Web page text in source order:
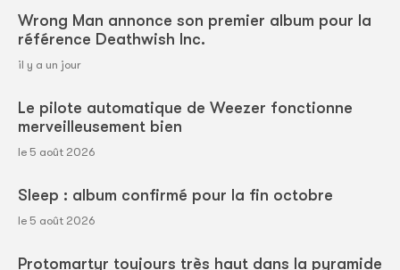
Wrong Man annonce son premier album pour la
référence Deathwish Inc.
il y a un jour
Le pilote automatique de Weezer fonctionne
merveilleusement bien
le 5 août 2026
Sleep : album confirmé pour la fin octobre
le 5 août 2026
Protomartyr toujours très haut dans la pyramide